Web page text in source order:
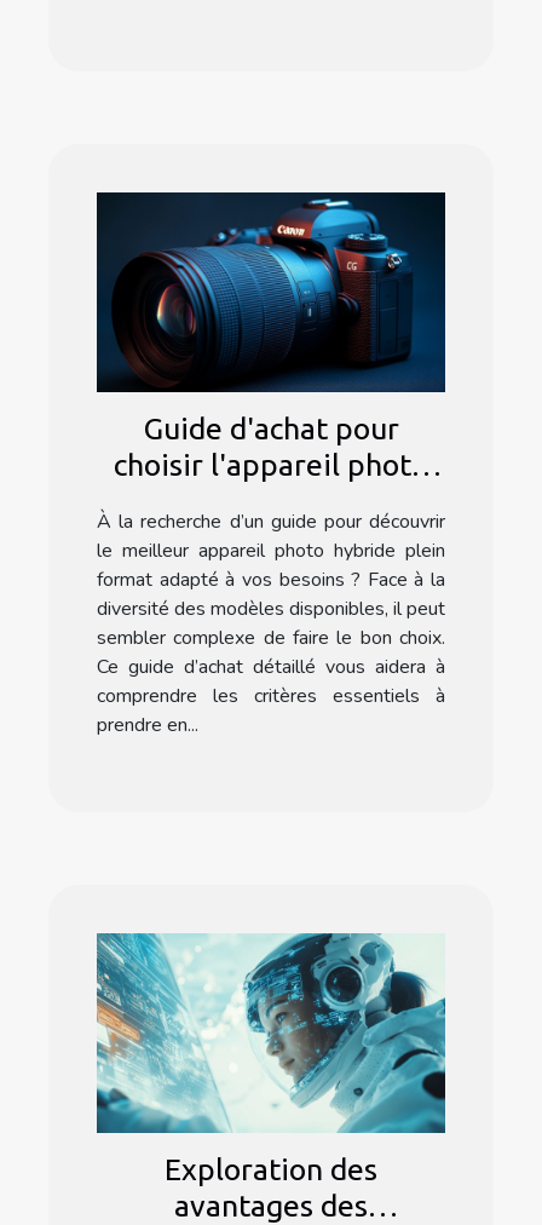
Guide d'achat pour
choisir l'appareil photo
idéal
À la recherche d’un guide pour découvrir
le meilleur appareil photo hybride plein
format adapté à vos besoins ? Face à la
diversité des modèles disponibles, il peut
sembler complexe de faire le bon choix.
Ce guide d’achat détaillé vous aidera à
comprendre les critères essentiels à
prendre en...
Exploration des
avantages des